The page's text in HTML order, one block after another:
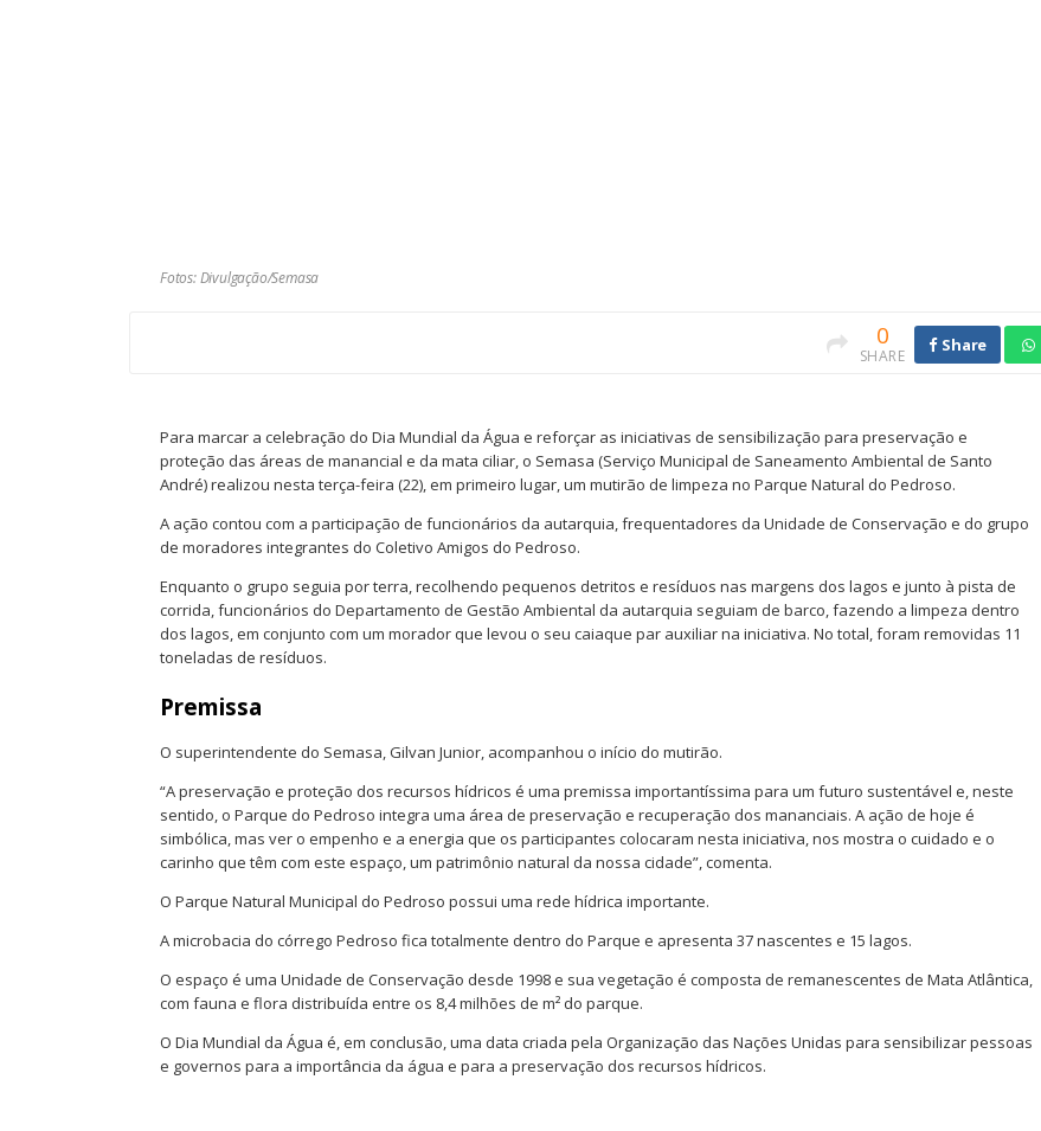
Fotos: Divulgação/Semasa
0
SHARE
Share
Para marcar a celebração do Dia Mundial da Água e reforçar as iniciativas de sensibilização para preservação e
proteção das áreas de manancial e da mata ciliar, o Semasa (Serviço Municipal de Saneamento Ambiental de Santo
André) realizou nesta terça-feira (22), em primeiro lugar, um mutirão de limpeza no Parque Natural do Pedroso.
A ação contou com a participação de funcionários da autarquia, frequentadores da Unidade de Conservação e do grupo
de moradores integrantes do Coletivo Amigos do Pedroso.
Enquanto o grupo seguia por terra, recolhendo pequenos detritos e resíduos nas margens dos lagos e junto à pista de
corrida, funcionários do Departamento de Gestão Ambiental da autarquia seguiam de barco, fazendo a limpeza dentro
dos lagos, em conjunto com um morador que levou o seu caiaque par auxiliar na iniciativa. No total, foram removidas 11
toneladas de resíduos.
Premissa
O superintendente do Semasa, Gilvan Junior, acompanhou o início do mutirão.
“A preservação e proteção dos recursos hídricos é uma premissa importantíssima para um futuro sustentável e, neste
sentido, o Parque do Pedroso integra uma área de preservação e recuperação dos mananciais. A ação de hoje é
simbólica, mas ver o empenho e a energia que os participantes colocaram nesta iniciativa, nos mostra o cuidado e o
carinho que têm com este espaço, um patrimônio natural da nossa cidade”, comenta.
O Parque Natural Municipal do Pedroso possui uma rede hídrica importante.
A microbacia do córrego Pedroso fica totalmente dentro do Parque e apresenta 37 nascentes e 15 lagos.
O espaço é uma Unidade de Conservação desde 1998 e sua vegetação é composta de remanescentes de Mata Atlântica,
com fauna e flora distribuída entre os 8,4 milhões de m² do parque.
O Dia Mundial da Água é, em conclusão, uma data criada pela Organização das Nações Unidas para sensibilizar pessoas
e governos para a importância da água e para a preservação dos recursos hídricos.